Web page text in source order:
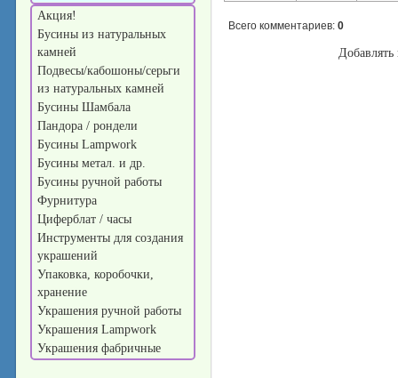
Акция!
Бусины из натуральных
камней
Подвесы/кабошоны/серьги
из натуральных камней
Бусины Шамбала
Пандора / рондели
Бусины Lampwork
Бусины метал. и др.
Бусины ручной работы
Фурнитура
Циферблат / часы
Инструменты для создания
украшений
Упаковка, коробочки,
хранение
Украшения ручной работы
Украшения Lampwork
Украшения фабричные
Всего комментариев: 0
Добавлять